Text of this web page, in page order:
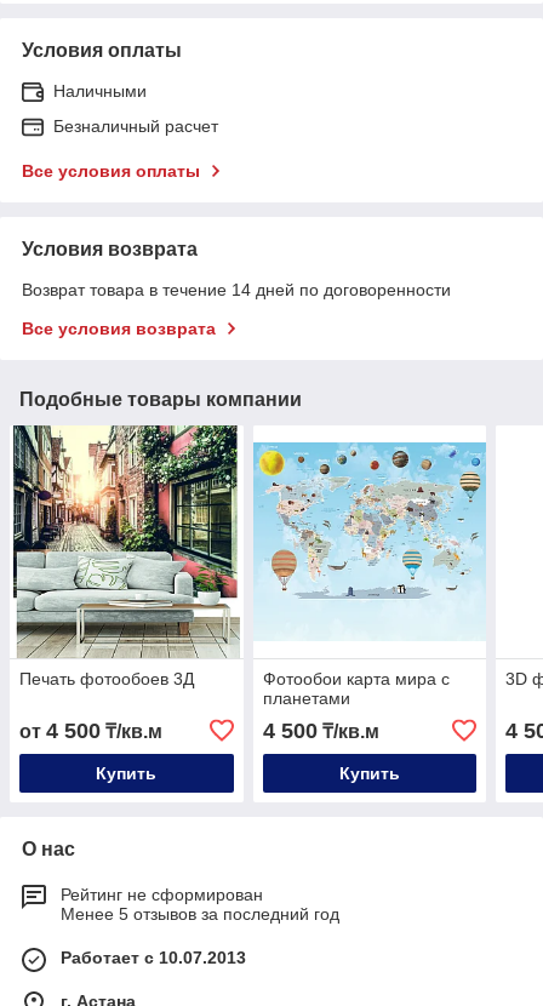
Условия оплаты
Наличными
Безналичный расчет
Все условия оплаты
Условия возврата
Возврат товара в течение 14 дней по договоренности
Все условия возврата
Подобные товары компании
Печать фотообоев 3Д
от 4 500 ₸/кв.м
Купить
Фотообои карта мира с
планетами
4 500₸/кв.м
Купить
3D
4
О нас
Рейтинг не сформирован
Менее 5 отзывов за последний год
Работает с 10.07.2013
г. Астана